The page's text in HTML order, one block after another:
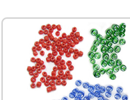
Nutzungserlebnis
verbessern
und, mit
Einwilligung,